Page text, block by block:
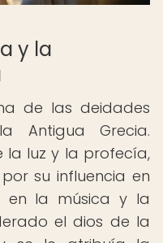
y la
de las deidades
Antigua Grecia.
la luz y la profecía,
su influencia en
en la música y la
el dios de la